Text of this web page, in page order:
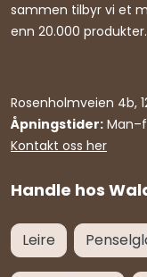
Handle hos
sammen tilbyr vi et
enn 20.000 produkter.
Rosenholmveien 4b,
Åpningstider:
Kontakt oss her
Leire